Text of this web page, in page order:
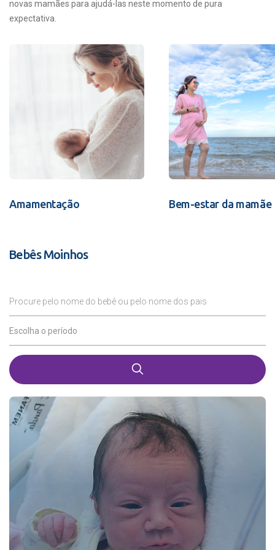
novas mamães para ajudá-las neste momento de pura
expectativa.
Amamentação Bem-estar da mamãe
Bebês Moinhos
Procure pelo nome do bebê ou pelo nome dos pais
Escolha o período